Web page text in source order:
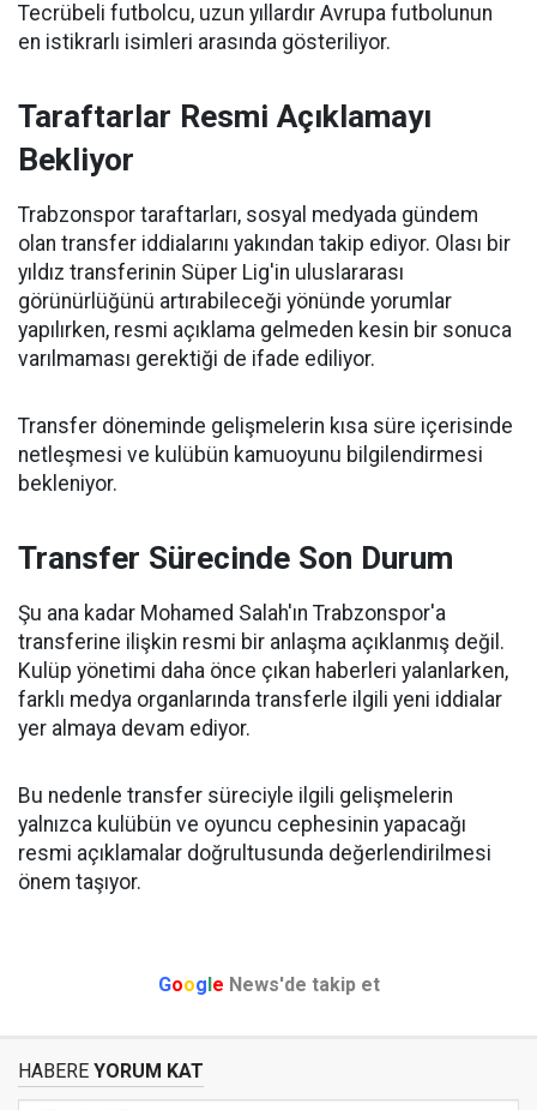
Tecrübeli futbolcu, uzun yıllardır Avrupa futbolunun
en istikrarlı isimleri arasında gösteriliyor.
Taraftarlar Resmi Açıklamayı
Bekliyor
Trabzonspor taraftarları, sosyal medyada gündem
olan transfer iddialarını yakından takip ediyor. Olası bir
yıldız transferinin Süper Lig'in uluslararası
görünürlüğünü artırabileceği yönünde yorumlar
yapılırken, resmi açıklama gelmeden kesin bir sonuca
varılmaması gerektiği de ifade ediliyor.
Transfer döneminde gelişmelerin kısa süre içerisinde
netleşmesi ve kulübün kamuoyunu bilgilendirmesi
bekleniyor.
Transfer Sürecinde Son Durum
Şu ana kadar Mohamed Salah'ın Trabzonspor'a
transferine ilişkin resmi bir anlaşma açıklanmış değil.
Kulüp yönetimi daha önce çıkan haberleri yalanlarken,
farklı medya organlarında transferle ilgili yeni iddialar
yer almaya devam ediyor.
Bu nedenle transfer süreciyle ilgili gelişmelerin
yalnızca kulübün ve oyuncu cephesinin yapacağı
resmi açıklamalar doğrultusunda değerlendirilmesi
önem taşıyor.
Google News'de takip et
HABERE YORUM KAT